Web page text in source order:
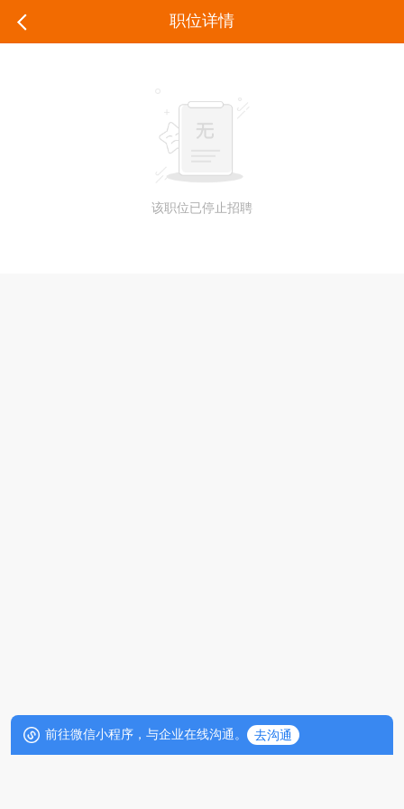
职位详情
该职位已停止招聘
前往微信小程序，与企业在线沟通。 去沟通